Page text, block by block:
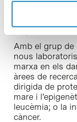
L’aposta de
Amb el grup de
nous
marxa en els
àrees de
dirigida de
mare i
leucèmia; o la
càncer.